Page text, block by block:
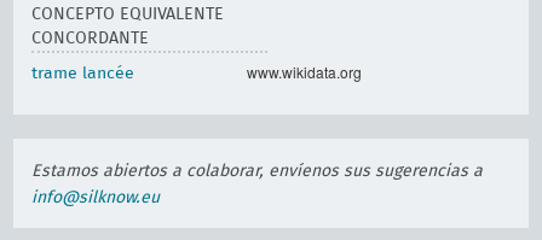
CONCEPTO EQUIVALENTE
CONCORDANTE
trame lancée www.wikidata.org
Estamos abiertos a colaborar, envíenos sus sugerencias a
info@silknow.eu